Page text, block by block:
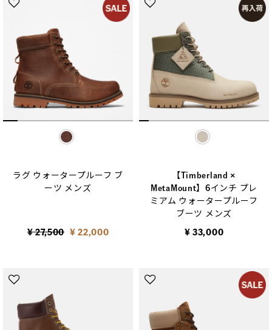
selected
ラグ ウォータープルーフ ブ
ーツ メンズ
Price reduced from
¥ 27,500to¥ 22,000
selected
【Timberland ×
MetaMount】6インチ プレ
ミアム ウォータープルーフ
ブーツ メンズ
¥ 33,000